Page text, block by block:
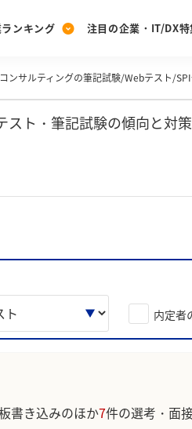
[27卒] 本選考体験記投
ンキング
みんなのDX企業就職ブ
注目の企業・IT/DX特
注目の企業特集
ンサルティングの筆記試験/Webテスト/
スト・筆記試験の傾向と対
内定者
書き込みのほか7件の選考・面